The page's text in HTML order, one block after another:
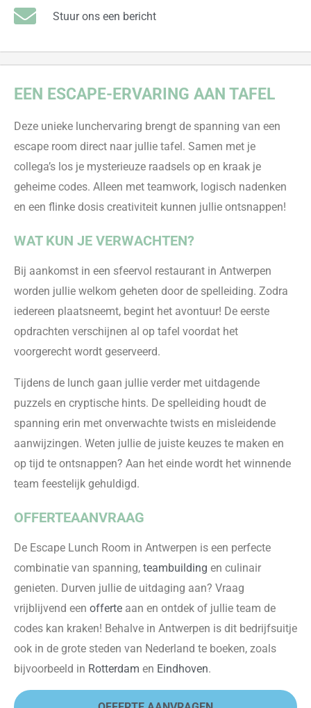
Stuur ons een bericht
EEN ESCAPE-ERVARING AAN TAFEL
Deze unieke lunchervaring brengt de spanning van een
escape room direct naar jullie tafel. Samen met je
collega’s los je mysterieuze raadsels op en kraak je
geheime codes. Alleen met teamwork, logisch nadenken
en een flinke dosis creativiteit kunnen jullie ontsnappen!
WAT KUN JE VERWACHTEN?
Bij aankomst in een sfeervol restaurant in Antwerpen
worden jullie welkom geheten door de spelleiding. Zodra
iedereen plaatsneemt, begint het avontuur! De eerste
opdrachten verschijnen al op tafel voordat het
voorgerecht wordt geserveerd.
Tijdens de lunch gaan jullie verder met uitdagende
puzzels en cryptische hints. De spelleiding houdt de
spanning erin met onverwachte twists en misleidende
aanwijzingen. Weten jullie de juiste keuzes te maken en
op tijd te ontsnappen? Aan het einde wordt het winnende
team feestelijk gehuldigd.
OFFERTEAANVRAAG
De Escape Lunch Room in Antwerpen is een perfecte
combinatie van spanning, teambuilding en culinair
genieten. Durven jullie de uitdaging aan? Vraag
vrijblijvend een offerte aan en ontdek of jullie team de
codes kan kraken! Behalve in Antwerpen is dit bedrijfsuitje
ook in de grote steden van Nederland te boeken, zoals
bijvoorbeeld in Rotterdam en Eindhoven.